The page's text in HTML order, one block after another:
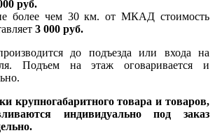
руб.
более чем 30 км. от МКАД стоимость
3 000 руб.
до подъезда или входа на
Подъем на этаж оговаривается и
крупногабаритного товара и товаров,
индивидуально под заказ